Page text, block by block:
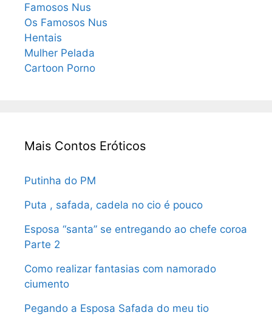
Famosos Nus
Os Famosos Nus
Hentais
Mulher Pelada
Cartoon Porno
Mais Contos Eróticos
Putinha do PM
Puta , safada, cadela no cio é pouco
Esposa “santa” se entregando ao chefe coroa
Parte 2
Como realizar fantasias com namorado
ciumento
Pegando a Esposa Safada do meu tio